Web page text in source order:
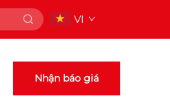
VI
Nhận báo giá